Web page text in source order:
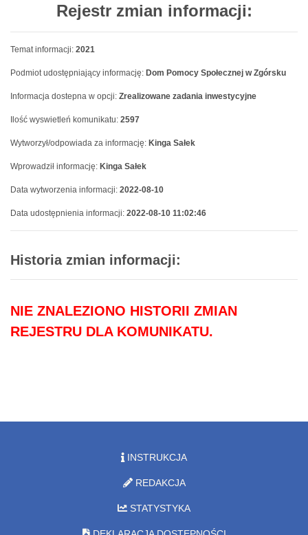
Rejestr zmian informacji:
Temat informacji: 2021
Podmiot udostępniający informację: Dom Pomocy Społecznej w Zgórsku
Informacja dostepna w opcji: Zrealizowane zadania inwestycyjne
Ilość wyswietleń komunikatu: 2597
Wytworzył/odpowiada za informację: Kinga Sałek
Wprowadził informację: Kinga Sałek
Data wytworzenia informacji: 2022-08-10
Data udostępnienia informacji: 2022-08-10 11:02:46
Historia zmian informacji:
NIE ZNALEZIONO HISTORII ZMIAN
REJESTRU DLA KOMUNIKATU.
INSTRUKCJA
REDAKCJA
STATYSTYKA